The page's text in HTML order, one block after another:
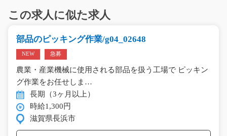
この求人に似た求人
部品のピッキング作業/g04_02648
NEW 急募
農業・産業機械に使用される部品を扱う工場で ピッキン
グ作業をお任せしま…
長期（3ヶ月以上）
時給1,300円
滋賀県長浜市